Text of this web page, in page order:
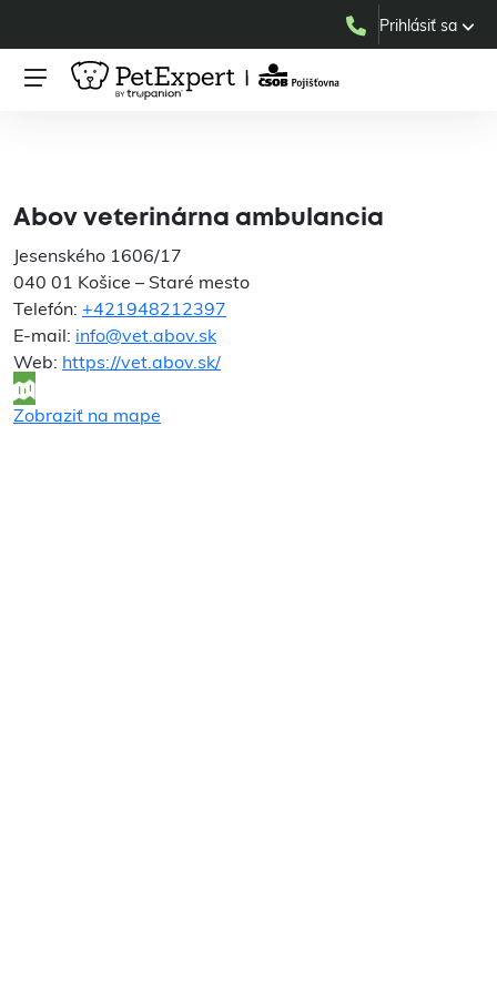
Prihlásiť sa
Abov veterinárna ambulancia
Jesenského 1606/17
040 01 Košice – Staré mesto
Telefón: +421948212397
E-mail: info@vet.abov.sk
Web: https://vet.abov.sk/
Zobraziť na mape